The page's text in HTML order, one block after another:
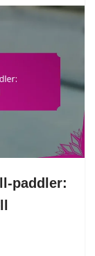
paddler: